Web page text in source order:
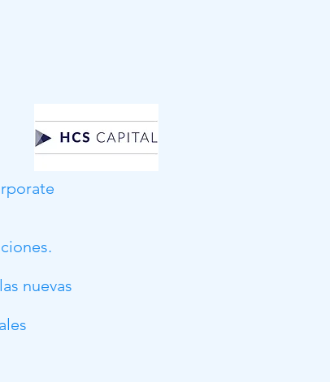
nuevas